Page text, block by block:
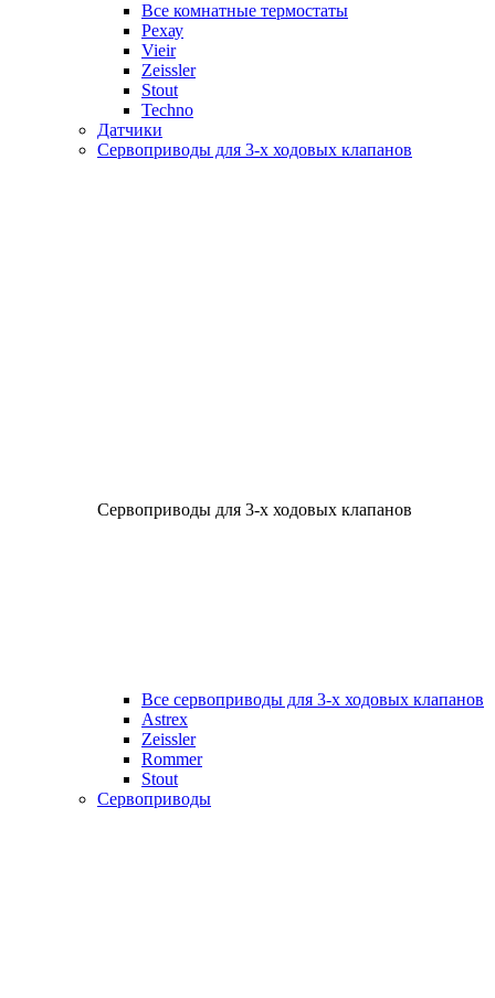
Все комнатные термостаты
Рехау
Vieir
Zeissler
Stout
Techno
Датчики
Сервоприводы для 3-х ходовых клапанов
Сервоприводы для 3-х ходовых клапанов
Все сервоприводы для 3-х ходовых клапанов
Astrex
Zeissler
Rommer
Stout
Сервоприводы